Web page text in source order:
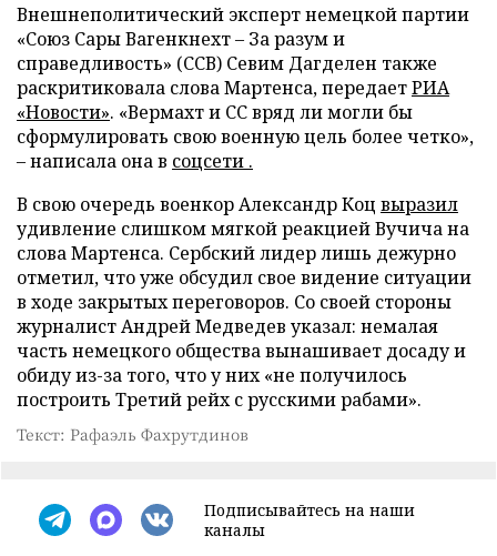
Внешнеполитический эксперт немецкой партии
«Союз Сары Вагенкнехт – За разум и
справедливость» (ССВ) Севим Дагделен также
раскритиковала слова Мартенса, передаетРИА
«Новости». «Вермахт и СС вряд ли могли бы
сформулировать свою военную цель более четко»,
– написала она в соцсети .
В свою очередь военкор Александр Коц выразил
удивление слишком мягкой реакцией Вучича на
слова Мартенса. Сербский лидер лишь дежурно
отметил, что уже обсудил свое видение ситуации
в ходе закрытых переговоров. Со своей стороны
журналист Андрей Медведев указал: немалая
часть немецкого общества вынашивает досаду и
обиду из-за того, что у них «не получилось
построить Третий рейх с русскими рабами».
Текст: Рафаэль Фахрутдинов
Подписывайтесь на наши
каналы